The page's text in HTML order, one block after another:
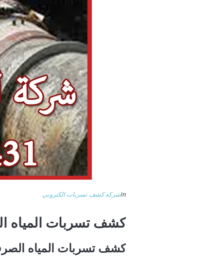
Inشركه كشف تسربات الكتروني
كشف تسربات المياه
كشف تسربات المياه الصرف